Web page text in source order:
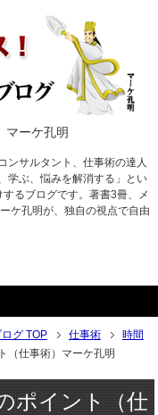
マーケ孔明
ンサルタント、仕事術の達人
学ぶ、悩みを解消する」とい
るブログです。著書3冊、メ
ケ孔明が、独自の視点で自由
グ TOP 仕事術
時間
（仕事術）マーケ孔明
ポイント（仕